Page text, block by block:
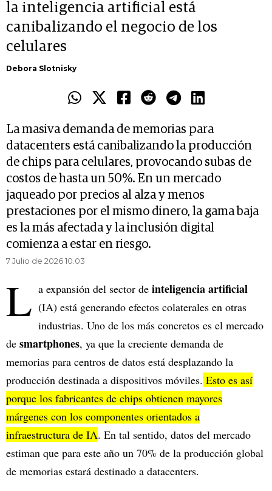
la inteligencia artificial está
canibalizando el negocio de los
celulares
Debora Slotnisky
La masiva demanda de memorias para
datacenters está canibalizando la producción
de chips para celulares, provocando subas de
costos de hasta un 50%. En un mercado
jaqueado por precios al alza y menos
prestaciones por el mismo dinero, la gama baja
es la más afectada y la inclusión digital
comienza a estar en riesgo.
7 Julio de 2026 10.03
L a expansión del sector de inteligencia artificial
(IA) está generando efectos colaterales en otras
industrias. Uno de los más concretos es el mercado
de smartphones, ya que la creciente demanda de
memorias para centros de datos está desplazando la
producción destinada a dispositivos móviles. Esto es así
porque los fabricantes de chips obtienen mayores
márgenes con los componentes orientados a
infraestructura de IA. En tal sentido, datos del mercado
estiman que para este año un 70% de la producción global
de memorias estará destinado a datacenters.